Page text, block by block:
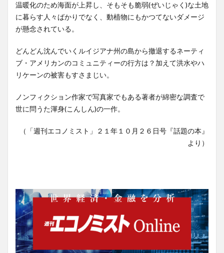
温暖化のため海面が上昇し、そもそも脆弱(ぜいじゃく)な土地
に暮らす人々ばかりでなく、動植物にもかつてないダメージ
が懸念されている。
どんどん沈んでいくルイジアナ州の島から撤退するネーティ
ブ・アメリカンのコミュニティーの行方は？加えて洪水やハ
リケーンの被害もすさまじい。
ノンフィクション作家で写真家でもある著者が綿密な調査で
世に問うた渾身(こんしん)の一作。
（「週刊エコノミスト」２１年１０月２６日号『話題の本』
より）